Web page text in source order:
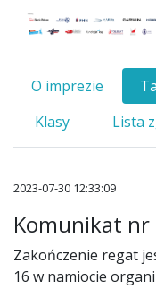
O imprezie
Klasy
Lista
2023-07-30 12:33:09
Komunikat nr
Zakończenie regat
16 w namiocie